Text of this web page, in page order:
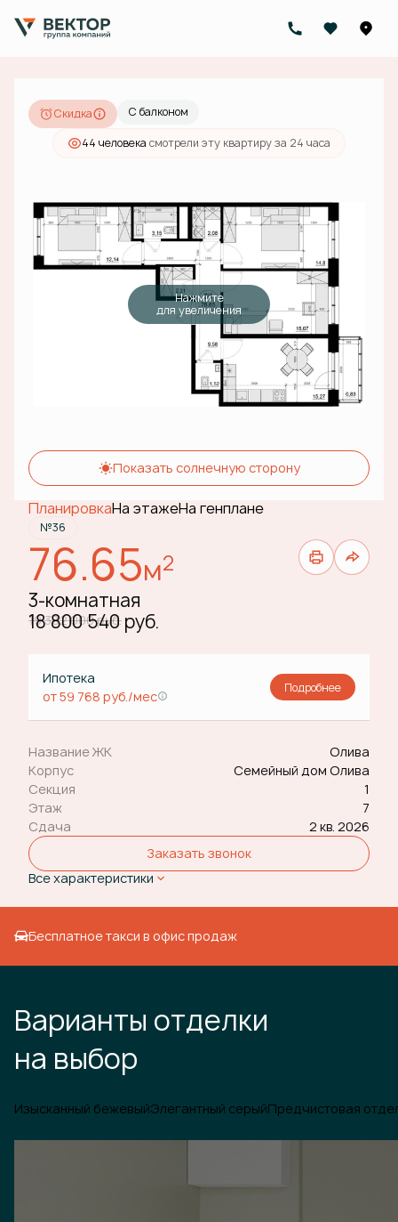
3-комнатная
18 800 540 руб.
Ипотекаот 59 768 руб./мес.
Скидка С балконом
44 человекa смотрели эту квартиру за 24 часа
Нажмите
для увеличения
Показать солнечную сторону
ПланировкаНа этажеНа генплане
№36
76.65м2
3-комнатная
19 382 000 руб.
18 800 540 руб.
Ипотека
от 59 768 руб./мес
Подробнее
Название ЖК
Олива
Корпус
Семейный дом Олива
Секция
1
Этаж
7
Сдача
2 кв. 2026
Заказать звонок
Все характеристики
Бесплатное такси в офис продаж
Варианты отделки
на выбор
Изысканный бежевыйЭлегантный серыйПредчистовая